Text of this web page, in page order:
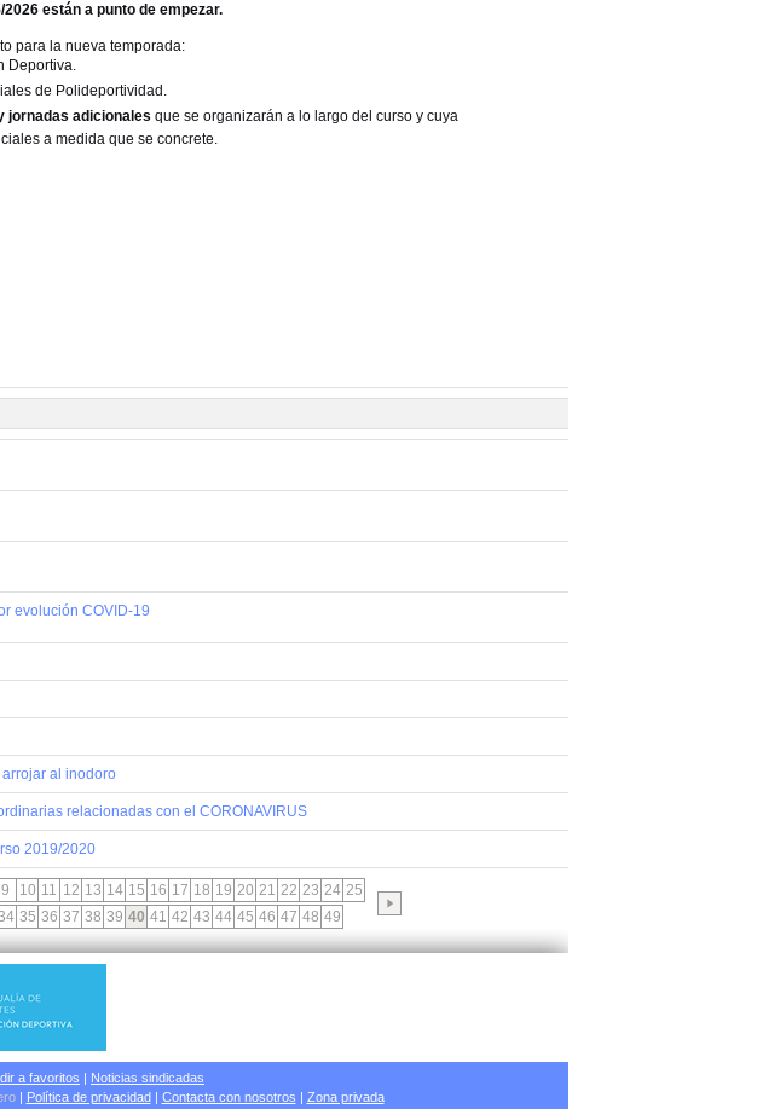
están a punto de empezar.
para la nueva temporada:
Deportiva.
de Polideportividad.
jornadas adicionales que se organizarán a lo largo del curso y cuya
a medida que se concrete.
evolución COVID-19
al inodoro
relacionadas con el CORONAVIRUS
2019/2020
9 10 11 12 13 14 15 16 17 18 19 20 21 22 23 24 25
35 36 37 38 39 40 41 42 43 44 45 46 47 48 49
a favoritos | Noticias sindicadas
| Política de privacidad| Contacta con nosotros | Zona privada